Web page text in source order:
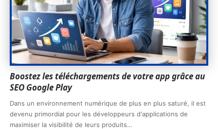
Boostez les téléchargements de votre app grâce au
SEO Google Play
Dans un environnement numérique de plus en plus saturé, il est
devenu primordial pour les développeurs d'applications de
maximiser la visibilité de leurs produits…